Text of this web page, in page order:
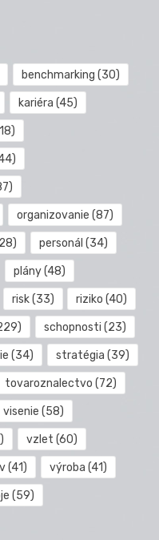
benchmarking (30)
kariéra (45)
organizovanie (87)
personál (34)
plány(48)
risk(33) riziko (40)
schopnosti (23)
(34) stratégia (39)
tovaroznalectvo (72)
visenie (58)
vzlet (60)
(41) výroba (41)
(59)